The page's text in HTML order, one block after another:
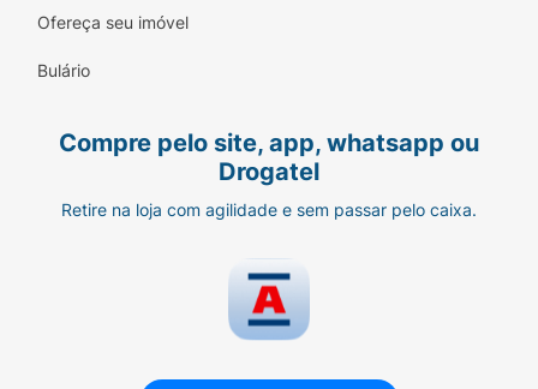
Borrife uma névoa fina na pele limpa. Aguarde
alguns segundos e, se necessário, seque com
desconforto, vermelhidão ou ressecamento.
compressa com o produto. Aplique na área
escolhida, borrife novamente e deixe agir por
10 minutos para acalmar e hidratar
Ofereça seu imóvel
Bulário
Compre pelo site, app, whatsapp ou
Drogatel
Retire na loja com agilidade e sem passar pelo caixa.